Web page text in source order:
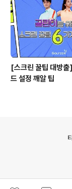
[스크린 꿀팁 대방
드 설정 깨알 팁